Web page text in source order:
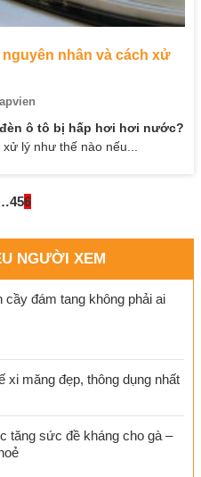
nhân và cách xử
đèn ô tô bị hấp hơi hơi nước?
lý như thế nào nếu...
456
NGƯỜI XEM
cầy đám tang không phải ai
xi măng đẹp, thông dụng nhất
tăng sức đề kháng cho gà –